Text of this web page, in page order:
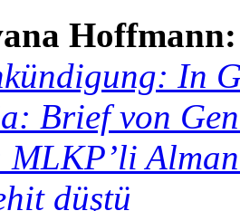
Hoffmann:
In
Brief von
MLKP’li
düştü